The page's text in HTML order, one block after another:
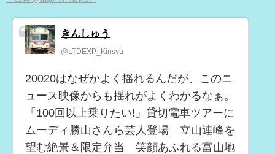
きんしゅう
@LTDEXP_Kinsyu
20020はなぜかよく揺れるんだが、このニ
ュース映像からも揺れがよくわかるなぁ。
「100回以上乗りたい!」貸切電車ツアーに
ムーディ勝山さんら芸人登場 立山連峰を
望む絶景＆限定弁当 笑顔あふれる富山地